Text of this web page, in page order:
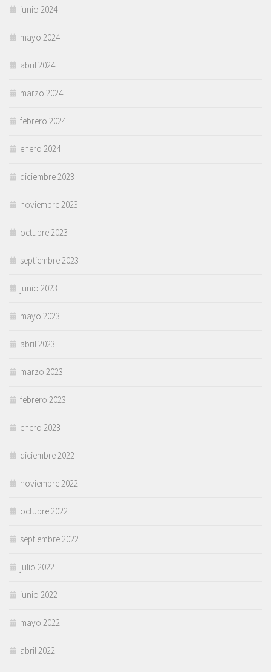
junio 2024
mayo 2024
abril 2024
marzo 2024
febrero 2024
enero 2024
diciembre 2023
noviembre 2023
octubre 2023
septiembre 2023
junio 2023
mayo 2023
abril 2023
marzo 2023
febrero 2023
enero 2023
diciembre 2022
noviembre 2022
octubre 2022
septiembre 2022
julio 2022
junio 2022
mayo 2022
abril 2022